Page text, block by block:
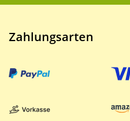
Zahlungsarten